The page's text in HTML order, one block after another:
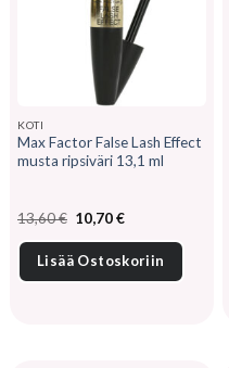
KOTI
Max Factor False Lash Effect
musta ripsiväri 13,1 ml
13,60€ Alkuperäinen
hinta
oli:
13,60 €.
10,70€Nykyinen
on:
10,70 €.
Lisää Ostoskoriin